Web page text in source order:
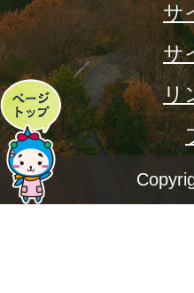
ペ
ー
ジ
サ
サ
リ